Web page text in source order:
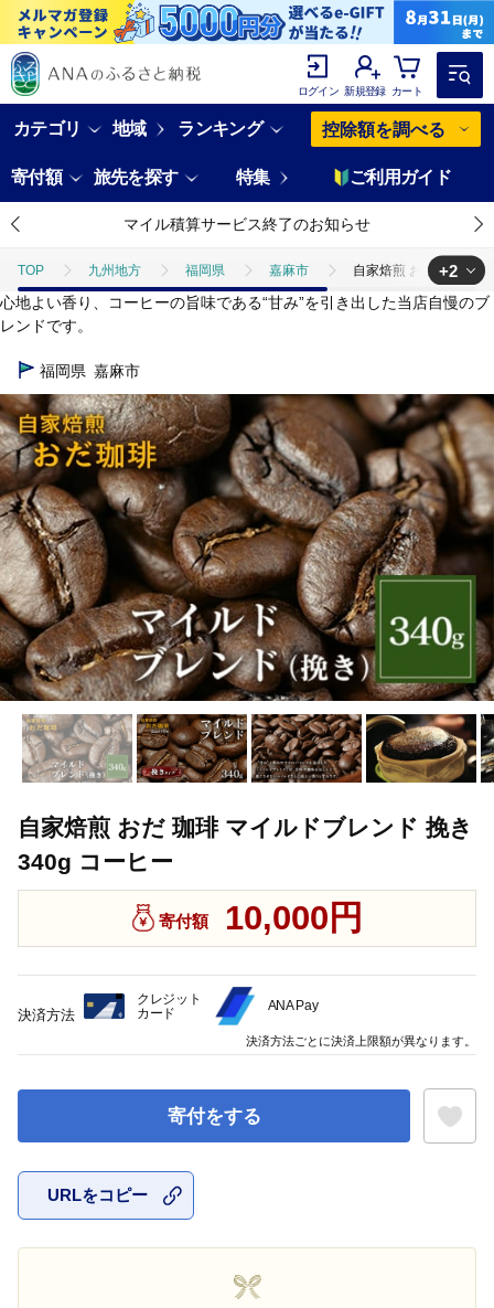
ログイン 新規登録 カート
カテゴリ 地域 ランキング 控除額を調べる
寄付額 旅先を探す 特集 ご利用ガイド
マイル積算サービス終了のお知らせ
TOP 九州地方 福岡県 嘉麻市 自家焙煎 おだ 珈琲 マ
TOP 飲料（酒以外） 自家焙煎 おだ 珈琲 マイルドブレンド 挽き
+2
心地よい香り、コーヒーの旨味である“甘み”を引き出した当店自慢のブ
レンドです。
福岡県 嘉麻市
自家焙煎 おだ 珈琲 マイルドブレンド 挽き
340g コーヒー
寄付額 10,000円
寄付をする
URLをコピー
決済方法
クレジット
カード
ANA Pay
決済方法ごとに決済上限額が異なります。